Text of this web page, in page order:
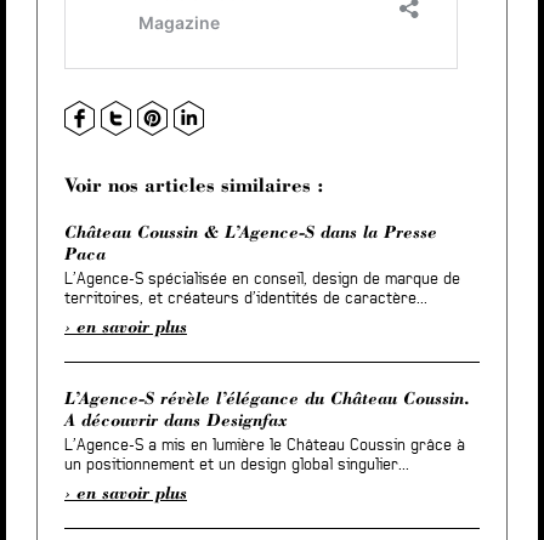
Voir nos articles similaires :
Château Coussin & L’Agence-S dans la Presse
Paca
L’Agence-S spécialisée en conseil, design de marque de
territoires, et créateurs d’identités de caractère...
en savoir plus
L’Agence-S révèle l’élégance du Château Coussin.
A découvrir dans Designfax
L’Agence-S a mis en lumière le Château Coussin grâce à
un positionnement et un design global singulier...
en savoir plus